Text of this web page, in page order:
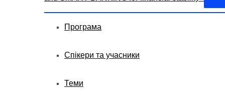
Програма
Спікери та учасники
Теми